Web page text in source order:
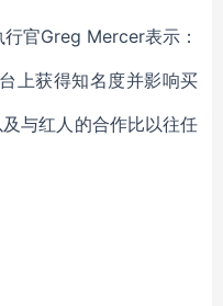
官Greg Mercer表示：
上获得知名度并影响买
与红人的合作比以往任